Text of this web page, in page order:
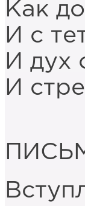
Как
И с
И дух
И